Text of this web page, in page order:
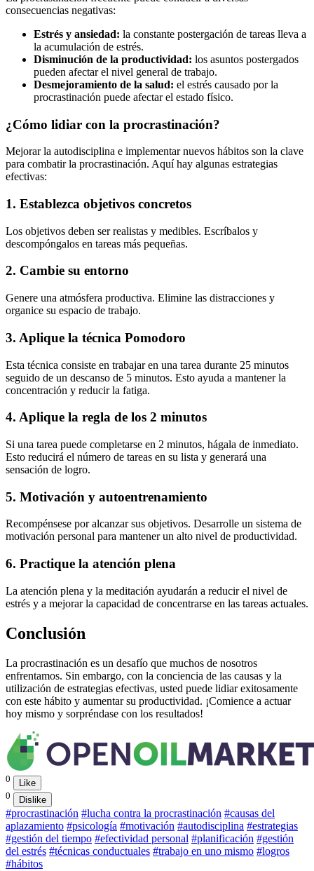
consecuencias negativas:
Estrés y ansiedad: la constante postergación de tareas lleva a
la acumulación de estrés.
Disminución de la productividad: los asuntos postergados
pueden afectar el nivel general de trabajo.
Desmejoramiento de la salud: el estrés causado por la
procrastinación puede afectar el estado físico.
¿Cómo lidiar con la procrastinación?
Mejorar la autodisciplina e implementar nuevos hábitos son la clave
para combatir la procrastinación. Aquí hay algunas estrategias
efectivas:
1. Establezca objetivos concretos
Los objetivos deben ser realistas y medibles. Escríbalos y
descompóngalos en tareas más pequeñas.
2. Cambie su entorno
Genere una atmósfera productiva. Elimine las distracciones y
organice su espacio de trabajo.
3. Aplique la técnica Pomodoro
Esta técnica consiste en trabajar en una tarea durante 25 minutos
seguido de un descanso de 5 minutos. Esto ayuda a mantener la
concentración y reducir la fatiga.
4. Aplique la regla de los 2 minutos
Si una tarea puede completarse en 2 minutos, hágala de inmediato.
Esto reducirá el número de tareas en su lista y generará una
sensación de logro.
5. Motivación y autoentrenamiento
Recompénsese por alcanzar sus objetivos. Desarrolle un sistema de
motivación personal para mantener un alto nivel de productividad.
6. Practique la atención plena
La atención plena y la meditación ayudarán a reducir el nivel de
estrés y a mejorar la capacidad de concentrarse en las tareas actuales.
Conclusión
La procrastinación es un desafío que muchos de nosotros
enfrentamos. Sin embargo, con la conciencia de las causas y la
utilización de estrategias efectivas, usted puede lidiar exitosamente
con este hábito y aumentar su productividad. ¡Comience a actuar
hoy mismo y sorpréndase con los resultados!
0
Like
0
Dislike
#procrastinación #lucha contra la procrastinación #causas del
aplazamiento #psicología #motivación #autodisciplina #estrategias
#gestión del tiempo #efectividad personal #planificación #gestión
del estrés #técnicas conductuales #trabajo en uno mismo #logros
#hábitos